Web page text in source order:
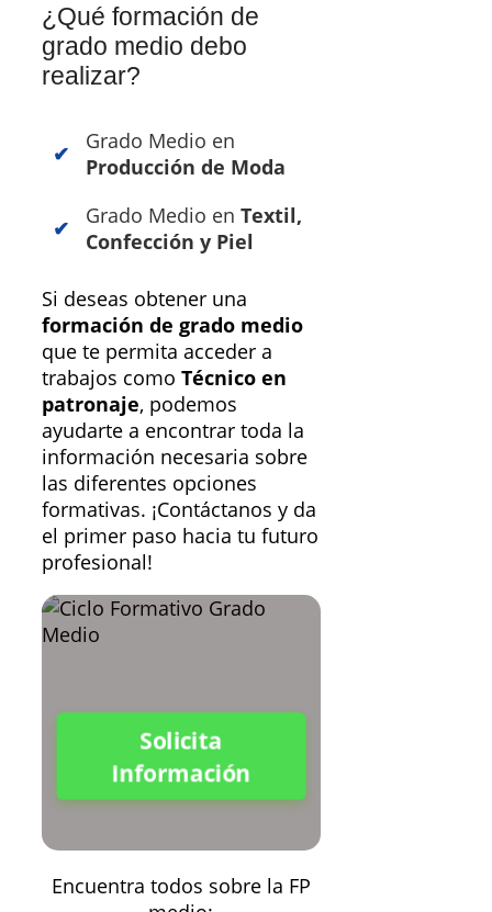
¿Qué formación de
grado medio debo
realizar?
Grado Medio en
Producción de Moda
Grado Medio en Textil,
Confección y Piel
Si deseas obtener una
formación de grado medio
que te permita acceder a
trabajos como Técnico en
patronaje, podemos
ayudarte a encontrar toda la
información necesaria sobre
las diferentes opciones
formativas. ¡Contáctanos y da
el primer paso hacia tu futuro
profesional!
Solicita
Información
Encuentra todos sobre la FP